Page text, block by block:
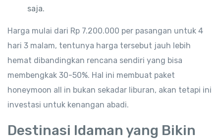
saja.
Harga mulai dari Rp 7.200.000 per pasangan untuk 4
hari 3 malam, tentunya harga tersebut jauh lebih
hemat dibandingkan rencana sendiri yang bisa
membengkak 30-50%. Hal ini membuat paket
honeymoon all in bukan sekadar liburan, akan tetapi ini
investasi untuk kenangan abadi.
Destinasi Idaman yang Bikin